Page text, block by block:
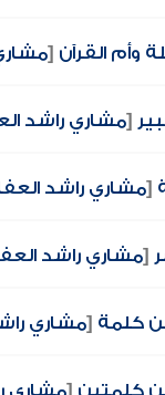
وأم القرآن [
[مشاري راشد
[مشاري راشد
[مشاري راشد
كلمة [مشاري
كلمتين [مشاري